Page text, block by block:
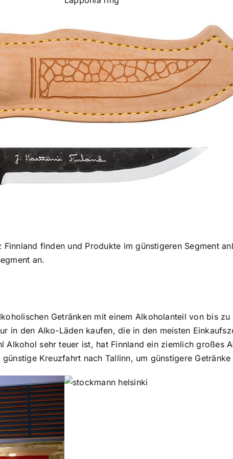
finden und Produkte im günstigeren Segment
an.
Getränken mit einem Alkoholanteil von bis
in den Alko-Läden kaufen, die in den meisten
Alkohol sehr teuer ist, hat Finnland ein ziemlich großes
Kreuzfahrt nach Tallinn, um günstigere